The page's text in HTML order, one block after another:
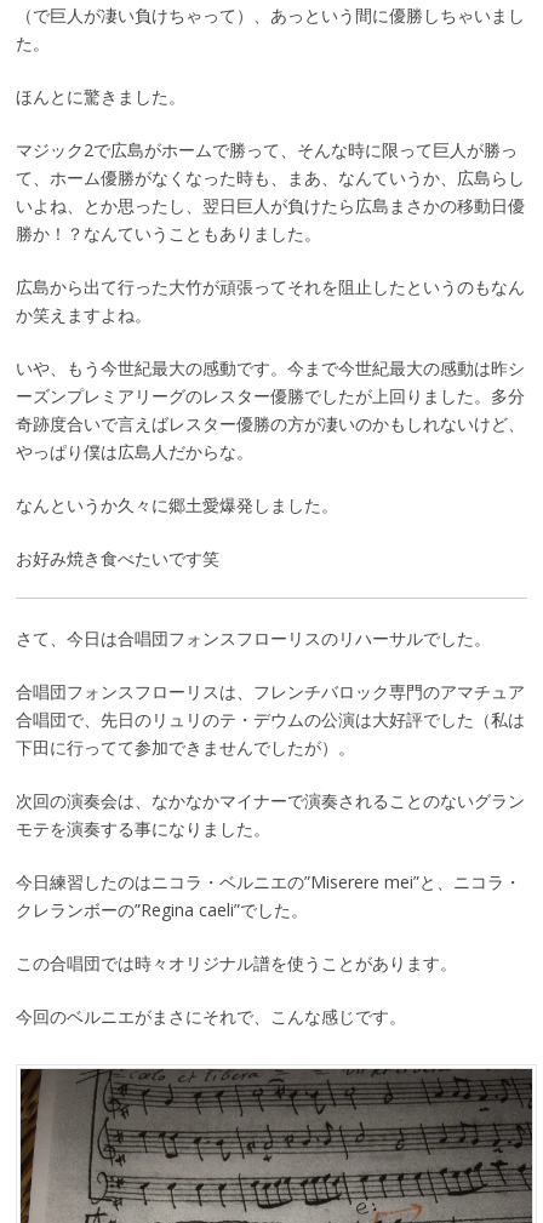
（で巨人が凄い負けちゃって）、あっという間に優勝しちゃいまし
た。
ほんとに驚きました。
マジック2で広島がホームで勝って、そんな時に限って巨人が勝っ
て、ホーム優勝がなくなった時も、まあ、なんていうか、広島らし
いよね、とか思ったし、翌日巨人が負けたら広島まさかの移動日優
勝か！？なんていうこともありました。
広島から出て行った大竹が頑張ってそれを阻止したというのもなん
か笑えますよね。
いや、もう今世紀最大の感動です。今まで今世紀最大の感動は昨シ
ーズンプレミアリーグのレスター優勝でしたが上回りました。多分
奇跡度合いで言えばレスター優勝の方が凄いのかもしれないけど、
やっぱり僕は広島人だからな。
なんというか久々に郷土愛爆発しました。
お好み焼き食べたいです笑
さて、今日は合唱団フォンスフローリスのリハーサルでした。
合唱団フォンスフローリスは、フレンチバロック専門のアマチュア
合唱団で、先日のリュリのテ・デウムの公演は大好評でした（私は
下田に行ってて参加できませんでしたが）。
次回の演奏会は、なかなかマイナーで演奏されることのないグラン
モテを演奏する事になりました。
今日練習したのはニコラ・ベルニエの”Miserere mei”と、ニコラ・
クレランボーの”Regina caeli”でした。
この合唱団では時々オリジナル譜を使うことがあります。
今回のベルニエがまさにそれで、こんな感じです。